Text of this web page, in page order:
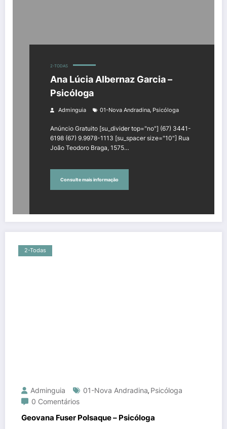
2-TODAS
Ana Lúcia Albernaz Garcia –
Psicóloga
Adminguia 01-Nova Andradina, Psicóloga
Anúncio Gratuito [su_divider top="no"] (67) 3441-
6198 (67) 9.9978-1113 [su_spacer size="10"] Rua
João Teodoro Braga, 1575…
Consulte mais informação
2-Todas
Adminguia 01-Nova Andradina, Psicóloga
0 Comentários
Geovana Fuser Polsaque – Psicóloga